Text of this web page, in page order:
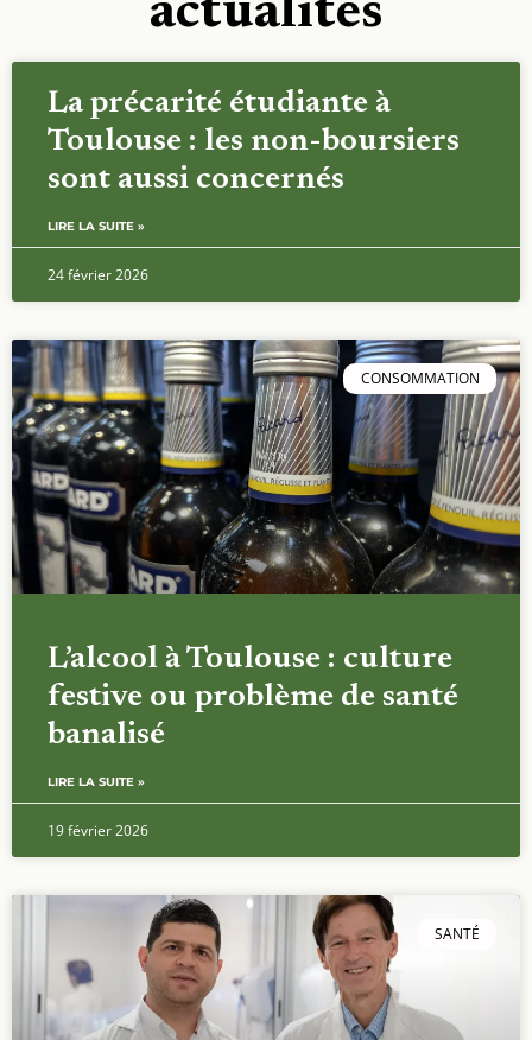
actualités
La précarité étudiante à
Toulouse : les non-boursiers
sont aussi concernés
LIRE LA SUITE »
24 février 2026
CONSOMMATION
L’alcool à Toulouse : culture
festive ou problème de santé
banalisé
LIRE LA SUITE »
19 février 2026
SANTÉ